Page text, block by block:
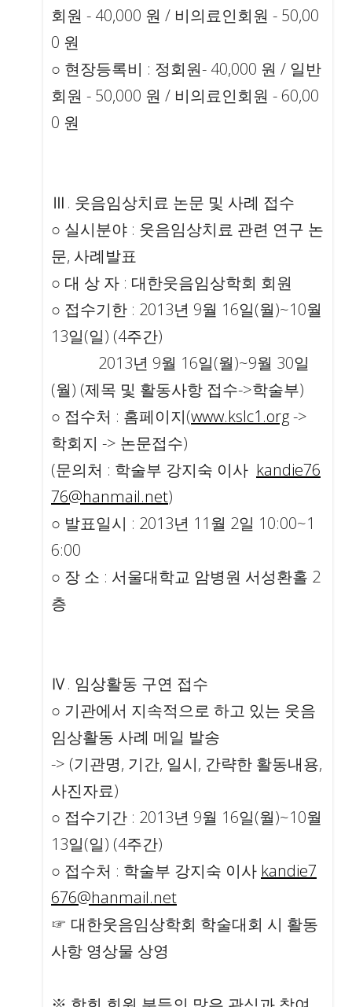
회원 - 40,000 원 / 비의료인회원 - 50,00
0 원
○ 현장등록비 : 정회원- 40,000 원 / 일반
회원 - 50,000 원 / 비의료인회원 - 60,00
0 원
Ⅲ. 웃음임상치료 논문 및 사례 접수
○ 실시분야 : 웃음임상치료 관련 연구 논
문, 사례발표
○ 대 상 자 : 대한웃음임상학회 회원
○ 접수기한 : 2013년 9월 16일(월)~10월
13일(일) (4주간)
2013년 9월 16일(월)~9월 30일
(월) (제목 및 활동사항 접수->학술부)
○ 접수처 : 홈페이지(www.kslc1.org->
학회지 -> 논문접수)
(문의처 : 학술부 강지숙 이사 kandie76
76@hanmail.net)
○ 발표일시 : 2013년 11월 2일 10:00~1
6:00
○ 장 소 : 서울대학교 암병원 서성환홀 2
층
Ⅳ. 임상활동 구연 접수
○ 기관에서 지속적으로 하고 있는 웃음
임상활동 사례 메일 발송
-> (기관명, 기간, 일시, 간략한 활동내용,
사진자료)
○ 접수기간 : 2013년 9월 16일(월)~10월
13일(일) (4주간)
○ 접수처 : 학술부 강지숙 이사 kandie7
676@hanmail.net
☞ 대한웃음임상학회 학술대회 시 활동
사항 영상물 상영